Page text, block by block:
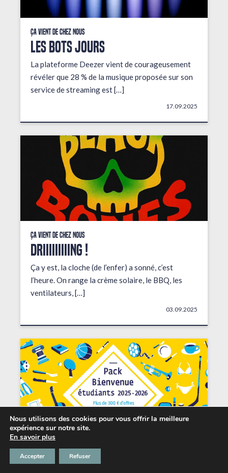
Ça vient de chez nous
LES BOTS JOURS
La plateforme Deezer vient de courageusement
révéler que 28 % de la musique proposée sur son
service de streaming est […]
17.09.2025
Ça vient de chez nous
DRIIIIIIIIING !
Ça y est, la cloche (de l’enfer) a sonné, c’est
l’heure. On range la crème solaire, le BBQ, les
ventilateurs, […]
03.09.2025
Les petits + du Chabada
Nous utilisons des cookies pour vous offrir la meilleure
expérience sur notre site.
En savoir plus
Accepter Refuser